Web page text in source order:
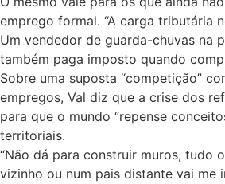
emprego formal. “A carga tributária
Um vendedor de guarda-chuvas na
também paga imposto quando
Sobre uma suposta “competição”
empregos, Val diz que a crise dos
para que o mundo “repense
territoriais.
“Não dá para construir muros, tudo
vizinho ou num pais distante vai me